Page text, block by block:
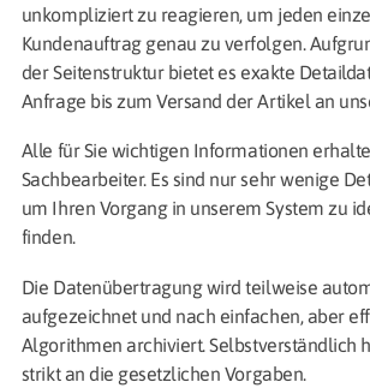
unkompliziert zu reagieren, um jeden
Kundenauftrag genau zu verfolgen.
der Seitenstruktur bietet es exakte
Anfrage bis zum Versand der Artikel an
Alle für Sie wichtigen Informationen
Sachbearbeiter. Es sind nur sehr wenige
um Ihren Vorgang in unserem System zu
finden.
Die Datenübertragung wird teilweise
aufgezeichnet und nach einfachen, aber
Algorithmen archiviert. Selbstverständlich
strikt an die gesetzlichen Vorgaben.